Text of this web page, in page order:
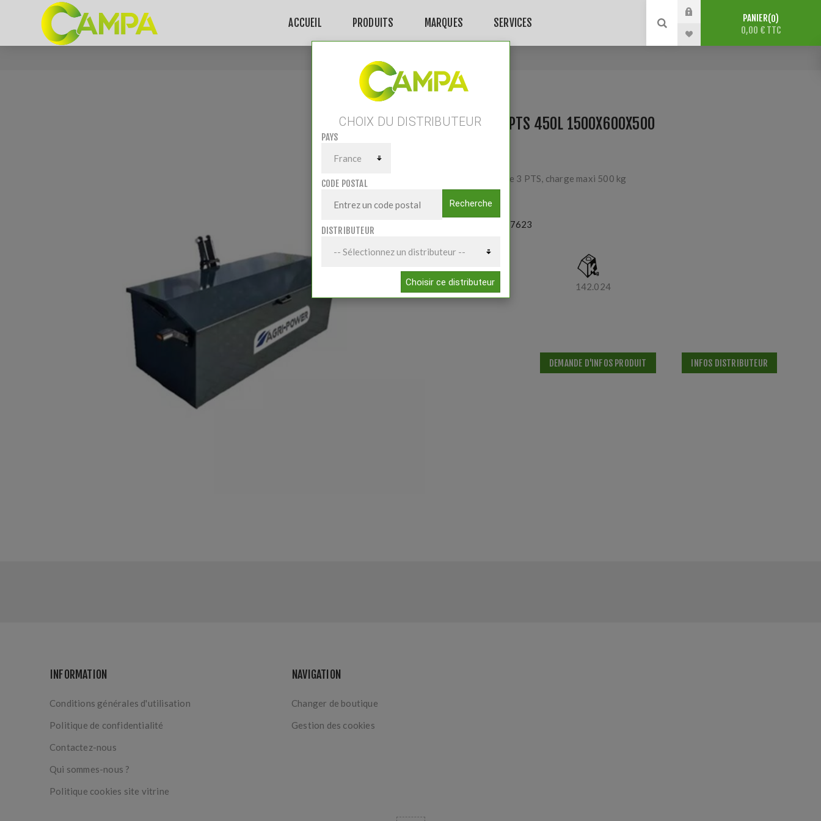
ACCUEIL PRODUITS MARQUES SERVICES PANIER 0
0,00 € TTC
COFFRE 3 PTS 450L 1500X600X500
Acier , attelage 3 PTS, charge maxi 500 kg
457623
142.024
DEMANDE D'INFOS PRODUIT INFOS DISTRIBUTEUR
INFORMATION
Conditions générales d'utilisation
Politique de confidentialité
Contactez-nous
Qui sommes-nous ?
Politique cookies site vitrine
NAVIGATION
Changer de boutique
Gestion des cookies
CHOIX DU DISTRIBUTEUR
PAYS
CODE POSTAL
Recherche
DISTRIBUTEUR
Choisir ce distributeur